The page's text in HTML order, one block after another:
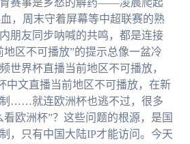
赛事是乡愁的解药——凌晨爬起
，周末守着屏幕等中超联赛的熟
朋友同步呐喊的共鸣，都是连接
地区不可播放”的提示总像一盆冷
世界杯直播当前地区不可播放，
中文直播当前地区不可播放，在新
……就连欧洲杯也逃不过，很多
看欧洲杯”？这些问题的根源，是国
，只有中国大陆IP才能访问。今天